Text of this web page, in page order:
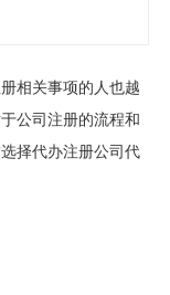
相关事项的人也越
公司注册的流程和
择代办注册公司代